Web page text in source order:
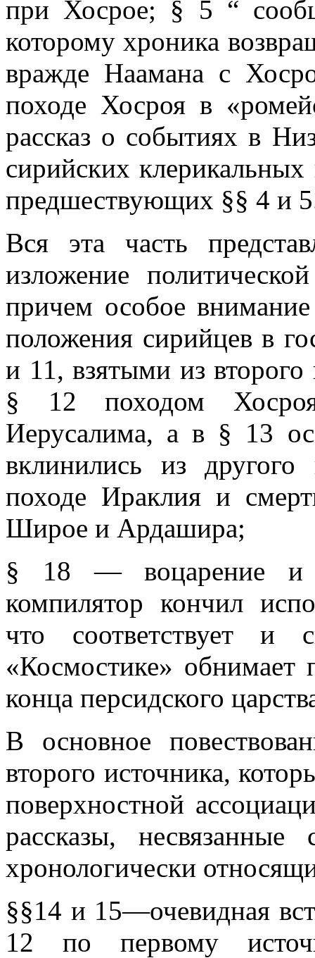
при Хосрое; § 5 “
которому хроника
вражде Наамана с
походе Хосроя в
рассказ о событиях в
сирийских
предшествующих §§ 4 и
Вся эта часть
изложение
причем особое внимание
положения сирийцев в
и 11, взятыми из
§ 12 походом
Иерусалима, а в § 13
вклинились из
походе Ираклия и
Широе и Ардашира;
§ 18 — воцарение и
компилятор кончил
что соответствует и
«Космостике» обнимает
конца персидского
В основное
второго источника,
поверхностной
рассказы,
хронологически
§§14 и 15—очевидная
12 по первому